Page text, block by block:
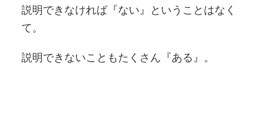
説明できなければ『ない』ということはなく
て。
説明できないこともたくさん『ある』。